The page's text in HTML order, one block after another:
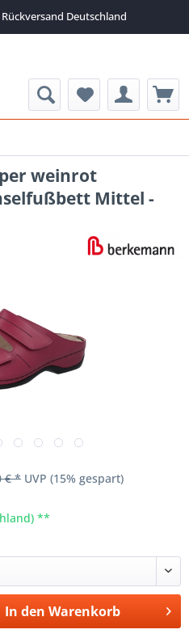
Deutschland
weinrot
Mittel -
€ * UVP (15% gespart)
**
In den Warenkorb